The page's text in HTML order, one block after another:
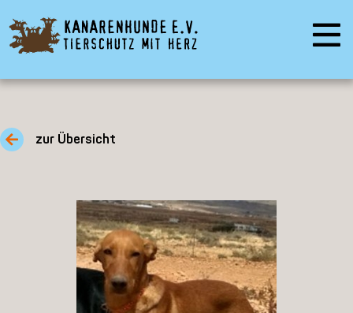
zur Übersicht